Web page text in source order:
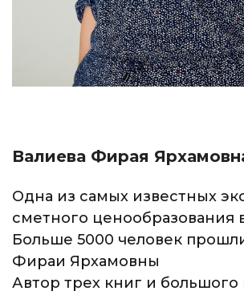
Валиева Фирая
Одна из самых известных
сметного ценообразования
Больше 5000 человек
Фираи Ярхамовны
Автор трех книг и большого